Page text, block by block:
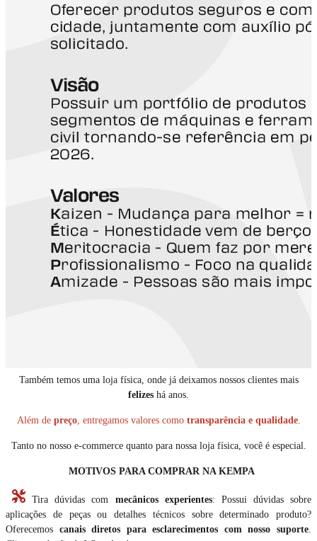
Também temos uma loja física, onde já deixamos nossos clientes mais
felizes há anos.
Além de preço, entregamos valores como transparência e qualidade.
Tanto no nosso e-commerce quanto para nossa loja física, você é especial.
MOTIVOS PARA COMPRAR NA KEMPA
Tira dúvidas com mecânicos experientes: Possui dúvidas sobre
aplicações de peças ou detalhes técnicos sobre determinado produto?
Oferecemos canais diretos para esclarecimentos com nosso suporte